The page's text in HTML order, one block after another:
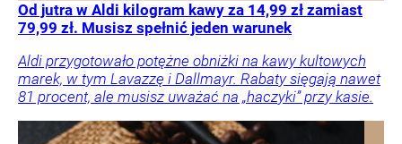
Od jutra w Aldi kilogram kawy za 14,99 zł zamiast
79,99 zł. Musisz spełnić jeden warunek
Aldi przygotowało potężne obniżki na kawy kultowych
marek, w tym Lavazzę i Dallmayr. Rabaty sięgają nawet
81 procent, ale musisz uważać na „haczyki” przy kasie.